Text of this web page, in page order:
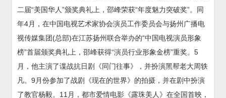
二届“美国华人”颁奖典礼上，邵峰荣获“年度魅力突破奖”。同
年4月，在中国电视艺术家协会演员工作委员会与扬州广播电
视传媒集团(总部)在江苏扬州联合举办的“中国电视演员形象
榜”首届颁奖典礼上，邵峰获得“演员行业形象金榜”重奖。5
月，他主演了谍战抗日剧《同门往事》，并扮演黑帮老大周轶
凡。9月份参加了战剧《现在的世界》的拍摄，并在剧中扮演
了教官杨毅。11月，都市爱情电影《露珠美人》在全国首映，